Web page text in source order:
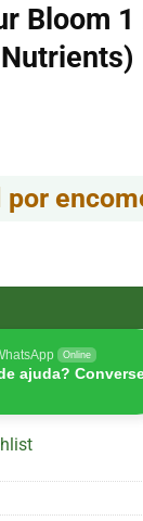
Bloom
Bloom 1 L
Online
ajuda?